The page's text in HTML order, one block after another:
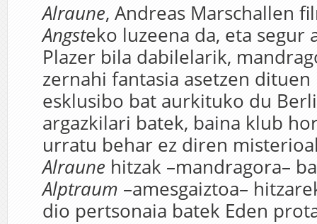
Alraune, Andreas Marschallen
Angsteko luzeena da, eta segur
Plazer bila dabilelarik,
zernahi fantasia asetzen
esklusibo bat aurkituko du
argazkilari batek, baina klub
urratu behar ez diren
Alraune hitzak –mandragora–
Alptraum –amesgaiztoa–
dio pertsonaia batek Eden